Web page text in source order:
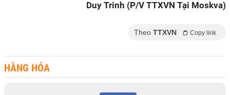
Duy Trinh (P/V TTXVN Tại Moskva)
Theo TTXVN Copy link
HÀNG HÓA